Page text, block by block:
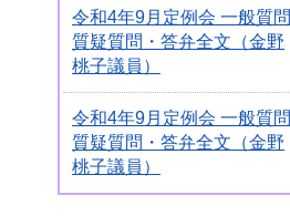
令和4年9月定例会 一般質問
質疑質問・答弁全文（金野
桃子議員）
令和4年9月定例会 一般質問
質疑質問・答弁全文（金野
桃子議員）